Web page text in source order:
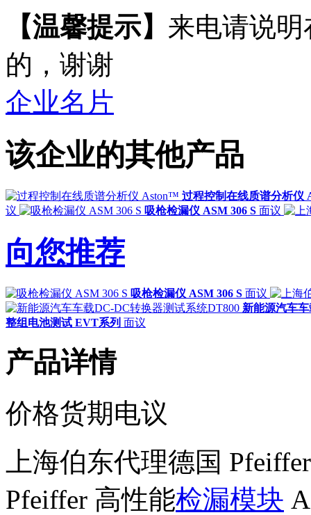
【温馨提示】 来电请说
的，谢谢
企业名片
该企业的其他产品
过程控制在线质谱分析仪
议
吸枪检漏仪 ASM 306 S 面议
向您推荐
吸枪检漏仪 ASM 306 S 面议
新能源汽车
整组电池测试 EVT系列 面议
产品详情
价格货期电议
上海伯东代理德国
Pfeiffer 高性能检漏模块